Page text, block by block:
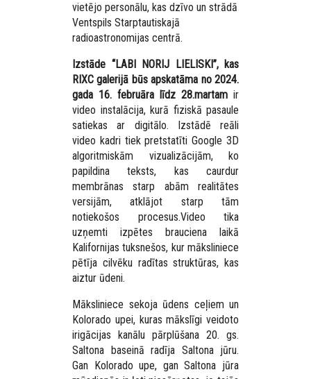
vietējo personālu, kas dzīvo un strādā
Ventspils Starptautiskajā
radioastronomijas centrā.
Izstāde “LABI NORIJ LIELISKI”, kas
RIXC galerijā būs apskatāma no 2024.
gada 16. februāra līdz 28.martam ir
video instalācija, kurā fiziskā pasaule
satiekas ar digitālo. Izstādē reāli
video kadri tiek pretstatīti Google 3D
algoritmiskām vizualizācijām, ko
papildina teksts, kas caurdur
membrānas starp abām realitātes
versijām, atklājot starp tām
notiekošos procesus.Video tika
uzņemti izpētes brauciena laikā
Kalifornijas tuksnešos, kur māksliniece
pētīja cilvēku radītas struktūras, kas
aiztur ūdeni.
Māksliniece sekoja ūdens ceļiem un
Kolorado upei, kuras mākslīgi veidoto
irigācijas kanālu pārplūšana 20. gs.
Saltona baseinā radīja Saltona jūru.
Gan Kolorado upe, gan Saltona jūra